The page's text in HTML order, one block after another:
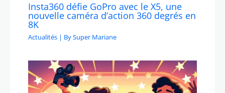
Insta360 défie GoPro avec le X5, une
nouvelle caméra d’action 360 degrés en
8K
Actualités | BySuper Mariane